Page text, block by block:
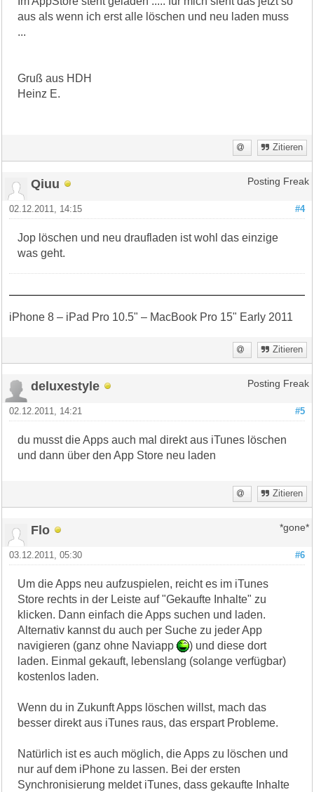
aus als wenn ich erst alle löschen und neu laden muss
...
Gruß aus HDH
Heinz E.
Zitieren
Qiuu Posting Freak
#4
02.12.2011, 14:15
Jop löschen und neu draufladen ist wohl das einzige
was geht.
iPhone 8 – iPad Pro 10.5" – MacBook Pro 15" Early 2011
Zitieren
deluxestyle Posting Freak
#5
02.12.2011, 14:21
du musst die Apps auch mal direkt aus iTunes löschen
und dann über den App Store neu laden
Zitieren
Flo *gone*
#6
03.12.2011, 05:30
Um die Apps neu aufzuspielen, reicht es im iTunes
Store rechts in der Leiste auf "Gekaufte Inhalte" zu
klicken. Dann einfach die Apps suchen und laden.
Alternativ kannst du auch per Suche zu jeder App
navigieren (ganz ohne Naviapp
) und diese dort
laden. Einmal gekauft, lebenslang (solange verfügbar)
kostenlos laden.
Wenn du in Zukunft Apps löschen willst, mach das
besser direkt aus iTunes raus, das erspart Probleme.
Natürlich ist es auch möglich, die Apps zu löschen und
nur auf dem iPhone zu lassen. Bei der ersten
Synchronisierung meldet iTunes, dass gekaufte Inhalte